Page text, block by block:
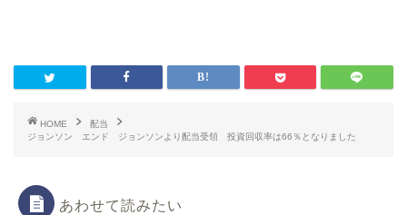
HOME
配当
ジョンソン エンド ジョンソンより配当受領 投資回収率は66％となりました
あわせて読みたい